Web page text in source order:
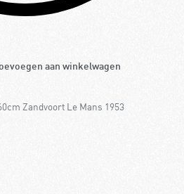
aan winkelwagen
Zandvoort Le Mans 1953